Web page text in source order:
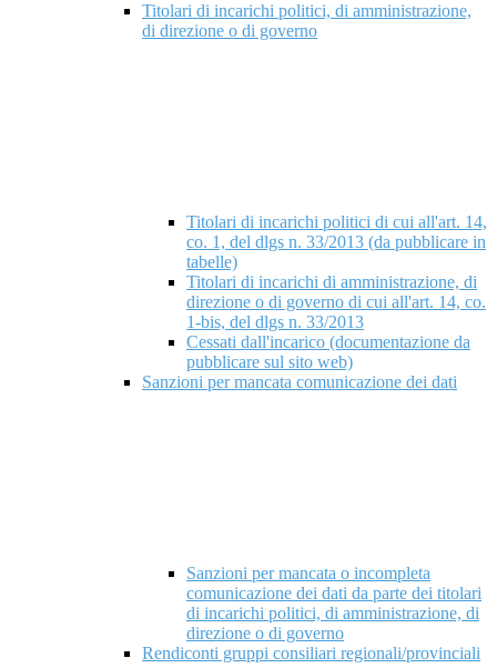
Titolari di incarichi politici, di amministrazione,
di direzione o di governo
Titolari di incarichi politici di cui all'art. 14,
co. 1, del dlgs n. 33/2013 (da pubblicare in
tabelle)
Titolari di incarichi di amministrazione, di
direzione o di governo di cui all'art. 14, co.
1-bis, del dlgs n. 33/2013
Cessati dall'incarico (documentazione da
pubblicare sul sito web)
Sanzioni per mancata comunicazione dei dati
Sanzioni per mancata o incompleta
comunicazione dei dati da parte dei titolari
di incarichi politici, di amministrazione, di
direzione o di governo
Rendiconti gruppi consiliari regionali/provinciali